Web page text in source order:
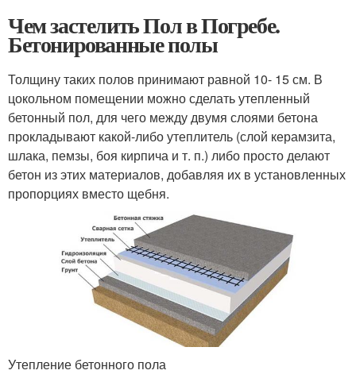
Чем застелить Пол в Погребе.
Бетонированные полы
Толщину таких полов принимают равной 10- 15 см. В
цокольном помещении можно сделать утепленный
бетонный пол, для чего между двумя слоями бетона
прокладывают какой-либо утеплитель (слой керамзита,
шлака, пемзы, боя кирпича и т. п.) либо просто делают
бетон из этих материалов, добавляя их в установленных
пропорциях вместо щебня.
Утепление бетонного пола